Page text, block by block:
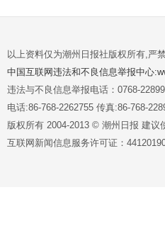
以上资料仅为潮州日报社版权所有,严
中国互联网违法和不良信息举报中心
违法与不良信息举报电话：0768-
电话:86-768-2262755 传真:86-768-
版权所有 2004-2013 © 潮州日报 建议
互联网新闻信息服务许可证：